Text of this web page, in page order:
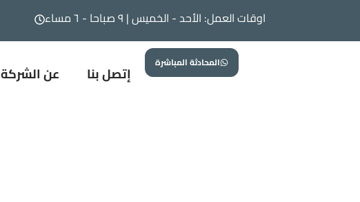
اوقات العمل: الأحد - الخميس | ٩ صباحا - ٦ مساء
عن الشركة إتصل بنا المحادثة المباشرة
اطلب استشارة عن الشركة إتصل بنا